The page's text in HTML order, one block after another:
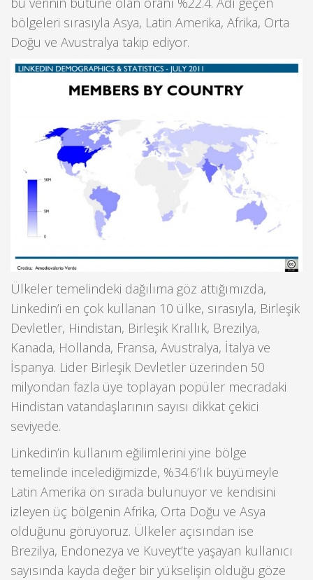
bölgeleri sırasıyla Asya, Latin Amerika, Afrika, Orta
Doğu ve Avustralya takip ediyor.
Ülkeler temelindeki dağılıma göz attığımızda,
Linkedin’i en çok kullanan 10 ülke, sırasıyla, Birleşik
Devletler, Hindistan, Birleşik Krallık, Brezilya,
Kanada, Hollanda, Fransa, Avustralya, İtalya ve
İspanya. Lider Birleşik Devletler üzerinden 50
milyondan fazla üye toplayan popüler mecradaki
Hindistan vatandaşlarının sayısı dikkat çekici
seviyede.
Linkedin’in kullanım eğilimlerini yine bölge
temelinde incelediğimizde, %34.6’lık büyümeyle
Latin Amerika ön sırada bulunuyor ve kendisini
izleyen üç bölgenin Afrika, Orta Doğu ve Asya
olduğunu görüyoruz. Ülkeler açısından ise
Brezilya, Endonezya ve Kuveyt’te yaşayan kullanıcı
sayısında kayda değer bir yükselişin olduğu göze